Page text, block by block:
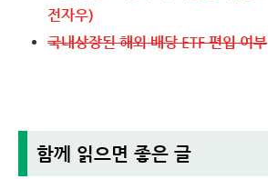
전자우)
국내상장된 해외 배당 ETF 편입 여부
함께 읽으면 좋은 글